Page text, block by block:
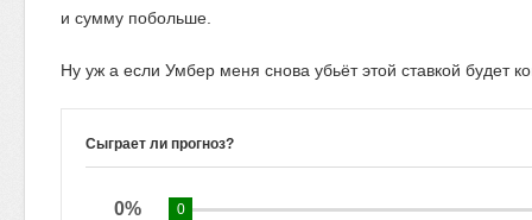
и сумму побольше.
Ну уж а если Умбер меня снова убьёт этой ставкой будет
Сыграет ли прогноз?
0% 0